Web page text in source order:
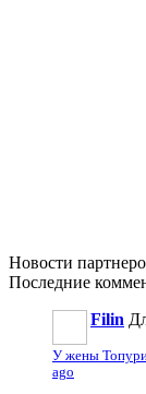
Новости
Последние
Filin
У жены
ago